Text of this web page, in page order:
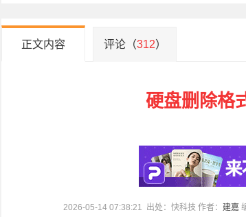
正文内容 评论（312）
硬盘删除格
2026-05-14 07:38:21 出处：快科技 作者： 建嘉